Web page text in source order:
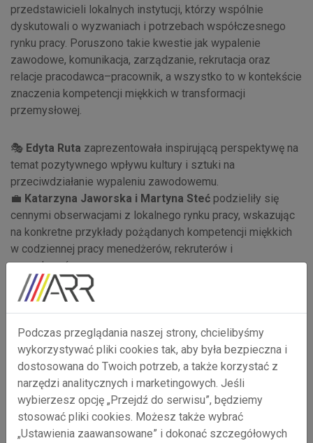
przedstawicieli lokalnych instytucji, którzy wspólnie
dyskutowali o wyzwaniach i potrzebach współczesnego
rynku pracy. Poruszono takie kwestie jak wypalenie
zawodowe, komunikacja, zarządzanie, rekrutacja oraz
relacje pracodawca–pracownik, a wszystko to w kontekście
znaczenia kompetencji miękkich w transformacji
przemysłowej.
🎭 Edyta Ruta zaprezentowała inspirującą perspektywę na
temat pozytywnego wpływu kultury i sztuki na
przeciwdziałanie wypaleniu zawodowemu.
💼 Katarzyna Jaworska i Martyna Steć podzieliły się
cennymi obserwacjami z lokalnego rynku pracy, wskazując
na konkretne przykłady pożądanych kompetencji miękkich
w codziennej pracy menedżerów, rekruterów i
pracodawców.
Serdecznie dziękujemy
🚀 Już wkrótce rozpoczniemy planowanie działań
pilotażowych w ramach projektu! Osoby zainteresowane
tematyką rozwoju kompetencji miękkich i ich znaczeniem w
środowisku pracy zapraszamy do kontaktu z zespołem
ARR S.A.:Patrycją WęgrzyniAnną Janczyk-Zabrocką
Podczas przeglądania naszej strony, chcielibyśmy
wykorzystywać pliki cookies tak, aby była bezpieczna i
dostosowana do Twoich potrzeb, a także korzystać z
narzędzi analitycznych i marketingowych. Jeśli
wybierzesz opcję „Przejdź do serwisu”, będziemy
stosować pliki cookies. Możesz także wybrać
„Ustawienia zaawansowane” i dokonać szczegółowych